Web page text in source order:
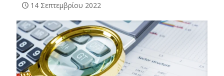
14 Σεπτεμβρίου 2022